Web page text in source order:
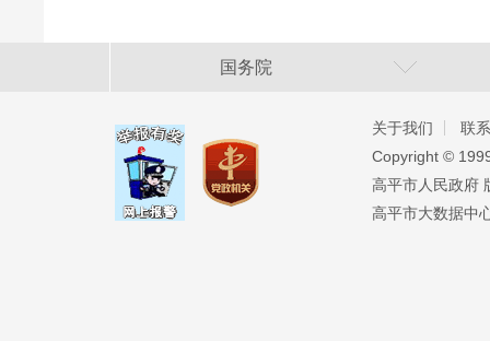
国务院
关于我们
联
Copyright ©️
高平市人民政府
高平市大数据